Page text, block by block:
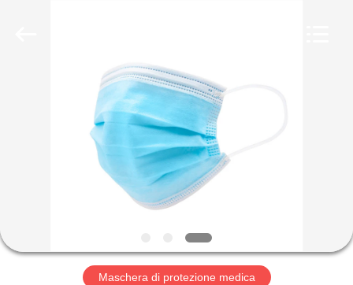
PRODOTTI
GIRO
Maschera di protezione medica